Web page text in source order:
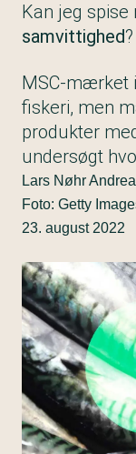
Kan jeg
samvittighed?
MSC-mærket
fiskeri, men
produkter
undersøgt
Lars Nøhr
Foto: Getty
23. august 2022